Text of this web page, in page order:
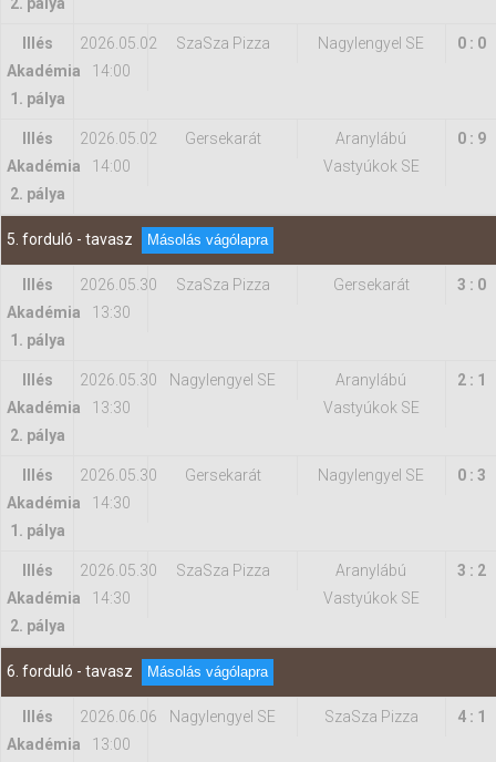
Illés
Akadémia
1. pálya
2026.05.02
14:00
SzaSza Pizza Nagylengyel SE 0 : 0
Illés
Akadémia
2. pálya
2026.05.02
14:00
Gersekarát
Aranylábú
Vastyúkok SE
0 : 9
5. forduló - tavasz Másolás vágólapra
Illés
Akadémia
1. pálya
2026.05.30
13:30
SzaSza Pizza Gersekarát 3 : 0
Illés
Akadémia
2. pálya
2026.05.30
13:30
Nagylengyel SE
Aranylábú
Vastyúkok SE
2 : 1
Illés
Akadémia
1. pálya
2026.05.30
14:30
Gersekarát Nagylengyel SE 0 : 3
Illés
Akadémia
2. pálya
2026.05.30
14:30
SzaSza Pizza
Aranylábú
Vastyúkok SE
3 : 2
6. forduló - tavasz Másolás vágólapra
Illés
Akadémia
2026.06.06
13:00
Nagylengyel SE SzaSza Pizza 4 : 1